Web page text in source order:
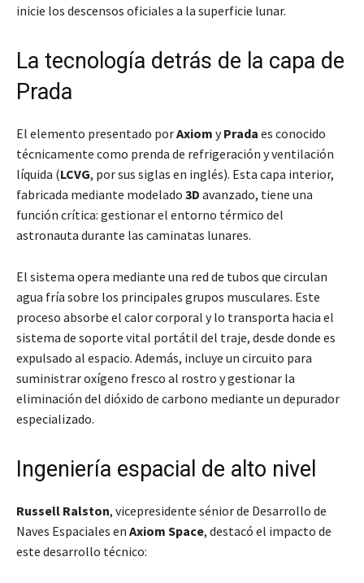
inicie los descensos oficiales a la superficie lunar.
La tecnología detrás de la capa de
Prada
El elemento presentado porAxiom yPrada es conocido
técnicamente como prenda de refrigeración y ventilación
líquida (LCVG, por sus siglas en inglés). Esta capa interior,
fabricada mediante modelado 3D avanzado, tiene una
función crítica: gestionar el entorno térmico del
astronauta durante las caminatas lunares.
El sistema opera mediante una red de tubos que circulan
agua fría sobre los principales grupos musculares. Este
proceso absorbe el calor corporal y lo transporta hacia el
sistema de soporte vital portátil del traje, desde donde es
expulsado al espacio. Además, incluye un circuito para
suministrar oxígeno fresco al rostro y gestionar la
eliminación del dióxido de carbono mediante un depurador
especializado.
Ingeniería espacial de alto nivel
Russell Ralston, vicepresidente sénior de Desarrollo de
Naves Espaciales en Axiom Space, destacó el impacto de
este desarrollo técnico: